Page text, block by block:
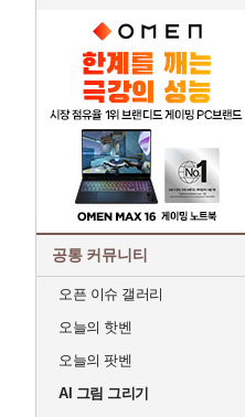
공통 커뮤니티
오픈 이슈 갤러리
오늘의 핫벤
오늘의 팟벤
AI 그림 그리기